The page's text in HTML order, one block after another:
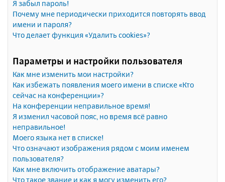
Я забыл пароль!
Почему мне периодически приходится повторять ввод
имени и пароля?
Что делает функция «Удалить cookies»?
Параметры и настройки пользователя
Как мне изменить мои настройки?
Как избежать появления моего имени в списке «Кто
сейчас на конференции»?
На конференции неправильное время!
Я изменил часовой пояс, но время всё равно
неправильное!
Моего языка нет в списке!
Что означают изображения рядом с моим именем
пользователя?
Как мне включить отображение аватары?
Что такое звание и как я могу изменить его?